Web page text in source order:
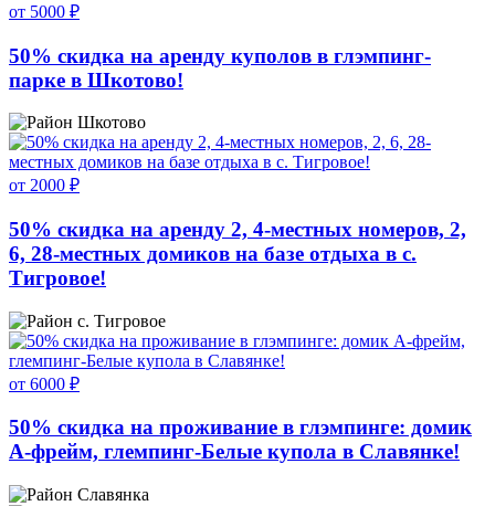
от 5000 ₽
50% скидка на аренду куполов в глэмпинг-
парке в Шкотово!
Шкотово
от 2000 ₽
50% скидка на аренду 2, 4-местных номеров, 2,
6, 28-местных домиков на базе отдыха в с.
Тигровое!
с. Тигровое
от 6000 ₽
50% скидка на проживание в глэмпинге: домик
А-фрейм, глемпинг-Белые купола в Славянке!
Славянка